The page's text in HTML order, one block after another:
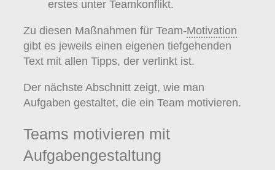
erstes unter Teamkonflikt.
Zu diesen Maßnahmen für Team-Motivation
gibt es jeweils einen eigenen tiefgehenden
Text mit allen Tipps, der verlinkt ist.
Der nächste Abschnitt zeigt, wie man
Aufgaben gestaltet, die ein Team motivieren.
Teams motivieren mit
Aufgabengestaltung